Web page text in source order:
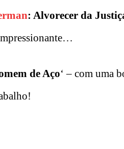
: Alvorecer da
de Aço‘ – com uma